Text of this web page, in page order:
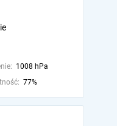
1008 hPa
77%